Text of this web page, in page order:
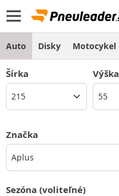
Auto Disky Motocykel
Šírka Výška
Značka
Aplus
Sezóna (voliteľné)